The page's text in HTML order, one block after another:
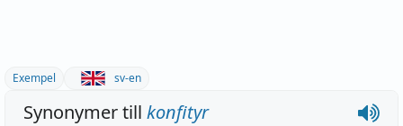
Exempel sv-en
Synonymer till konfityr